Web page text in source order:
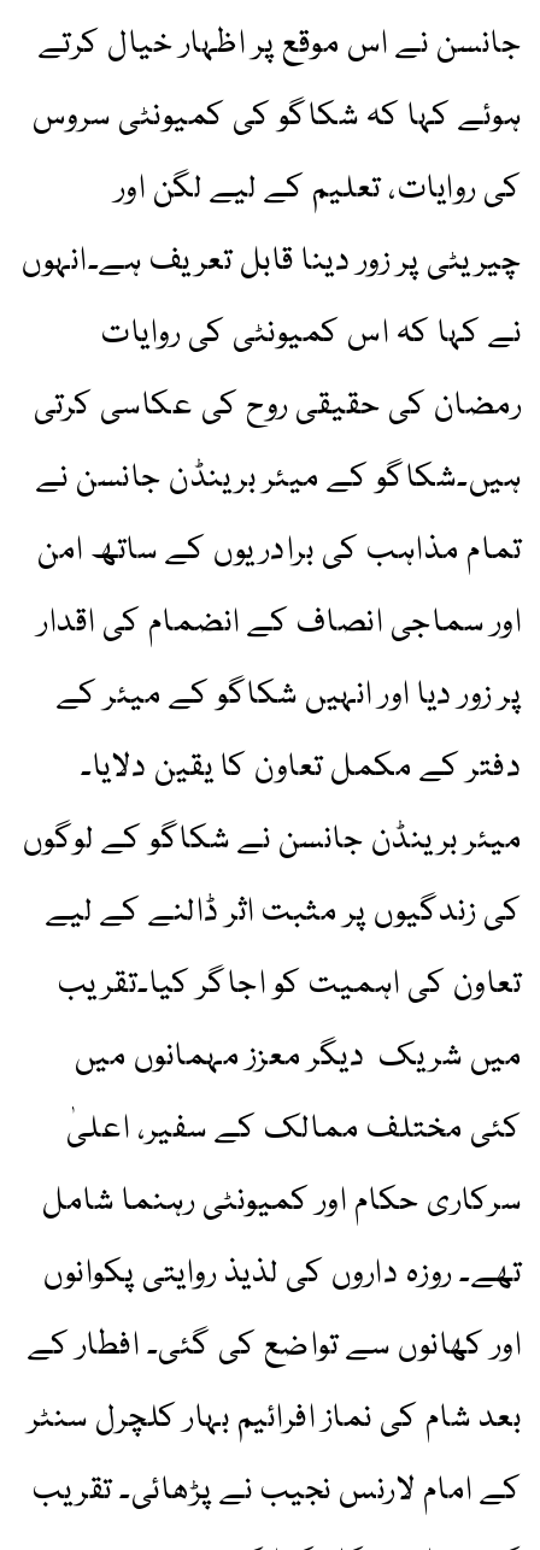
جانسن نے اس موقع پر اظہار خیال کرتے
ہوئے کہا کہ شکاگو کی کمیونٹی سروس
کی روایات، تعلیم کے لیے لگن اور
چیریٹی پر زور دینا قابل تعریف ہے۔انہوں
نے کہا کہ اس کمیونٹی کی روایات
رمضان کی حقیقی روح کی عکاسی کرتی
ہیں۔شکاگو کے میئر برینڈن جانسن نے
تمام مذاہب کی برادریوں کے ساتھ امن
اور سماجی انصاف کے انضمام کی اقدار
پر زور دیا اور انہیں شکاگو کے میئر کے
دفتر کے مکمل تعاون کا یقین دلایا۔
میئر برینڈن جانسن نے شکاگو کے لوگوں
کی زندگیوں پر مثبت اثر ڈالنے کے لیے
تعاون کی اہمیت کو اجاگر کیا۔تقریب
میں شریک دیگر معزز مہمانوں میں
کئی مختلف ممالک کے سفیر، اعلیٰ
سرکاری حکام اور کمیونٹی رہنما شامل
تھے۔ روزہ داروں کی لذیذ روایتی پکوانوں
اور کھانوں سے تواضع کی گئی۔ افطار کے
بعد شام کی نماز افرائیم بہار کلچرل سنٹر
کے امام لارنس نجیب نے پڑھائی۔ تقریب